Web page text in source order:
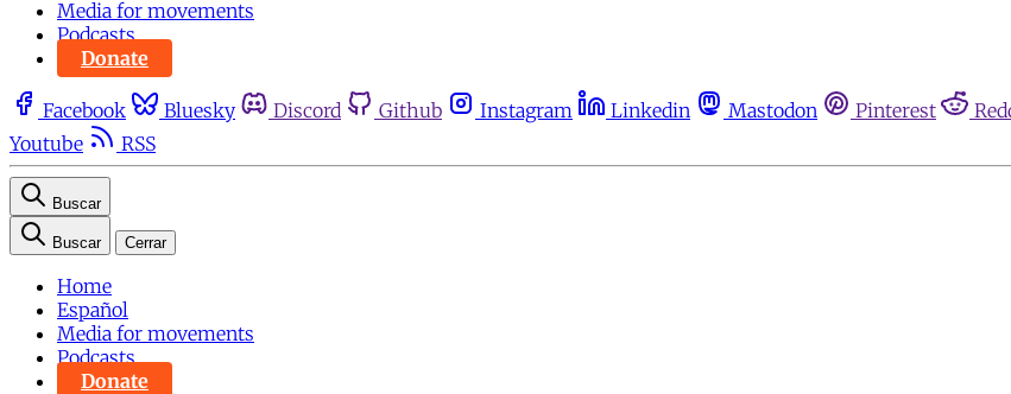
Media for movements
Podcasts
Donate
Facebook Bluesky Discord Github Instagram Linkedin Mastodon Pinterest
Youtube
RSS
Buscar
Buscar Cerrar
Home
Español
Media for movements
Podcasts
Donate